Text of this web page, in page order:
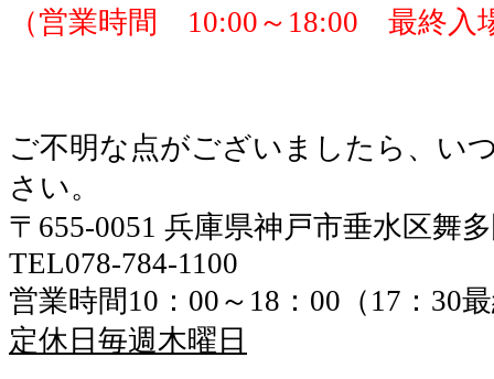
（営業時間 10:00～18:00 最終入
ご不明な点がございましたら、い
さい。
〒655-0051 兵庫県神戸市垂水区舞
TEL078-784-1100
営業時間10：00～18：00（17：30
定休日毎週木曜日